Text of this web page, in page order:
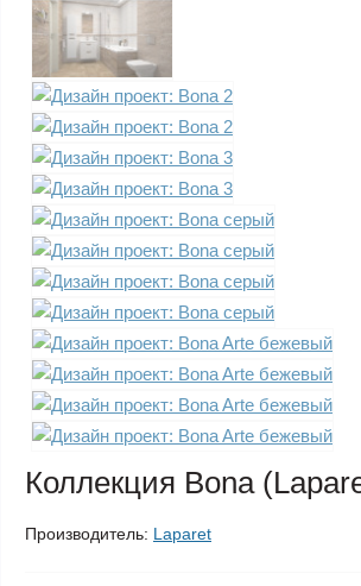
Коллекция Bona
Производитель: Laparet